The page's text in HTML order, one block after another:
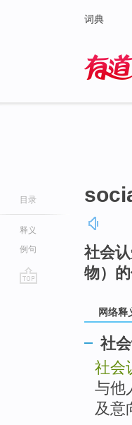
词典
目录
释义
例句
社会
物）
网络释
社
社会
与他
及意